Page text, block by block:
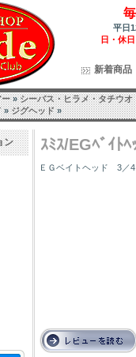
平日
日・休日
新着商品
ー»シーバス・ヒラメ・タチウオ
»ジグヘッド»
ン ｽﾐｽ/EGﾍﾞｲﾄ
ＥＧベイトヘッド 3／